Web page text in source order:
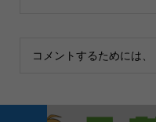
コメントするためには、